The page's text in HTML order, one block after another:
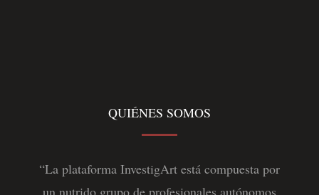
QUIÉNES SOMOS
“La plataforma InvestigArt está compuesta por
un nutrido grupo de profesionales autónomos